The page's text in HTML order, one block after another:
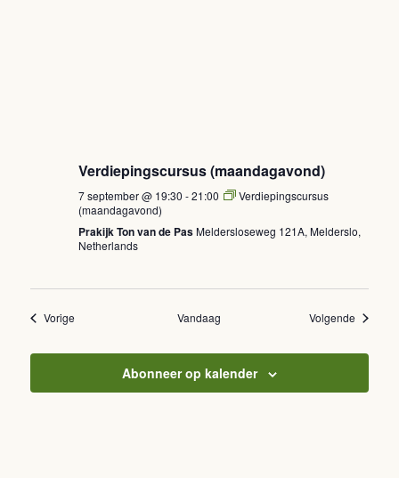
Verdiepingscursus (maandagavond)
7 september @ 19:30 -21:00
Verdiepingscursus
(maandagavond)
Prakijk Ton van de PasMeldersloseweg 121A, Melderslo,
Netherlands
Vorige Vandaag Volgende
Abonneer op kalender